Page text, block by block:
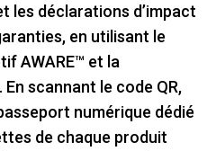
les déclarations d’impact
en utilisant le
AWARE™ et la
scannant le code QR,
numérique dédié
de chaque produit